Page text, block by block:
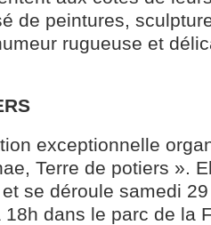
de peintures,
rugueuse et
exceptionnelle
Terre de potiers ».
se déroule samedi
dans le parc de la